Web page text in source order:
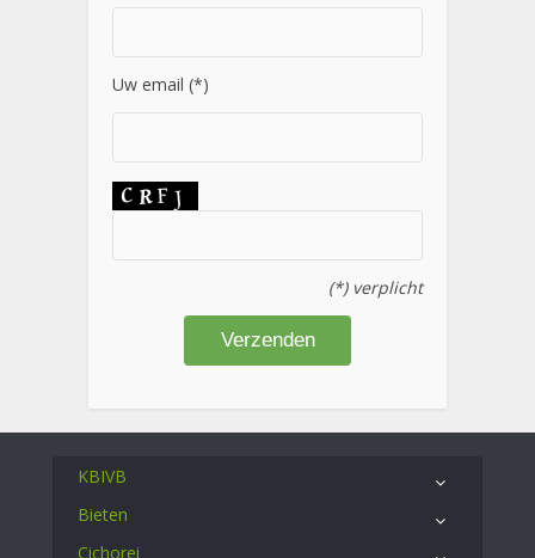
Uw email (*)
(*) verplicht
KBIVB
Bieten
Cichorei